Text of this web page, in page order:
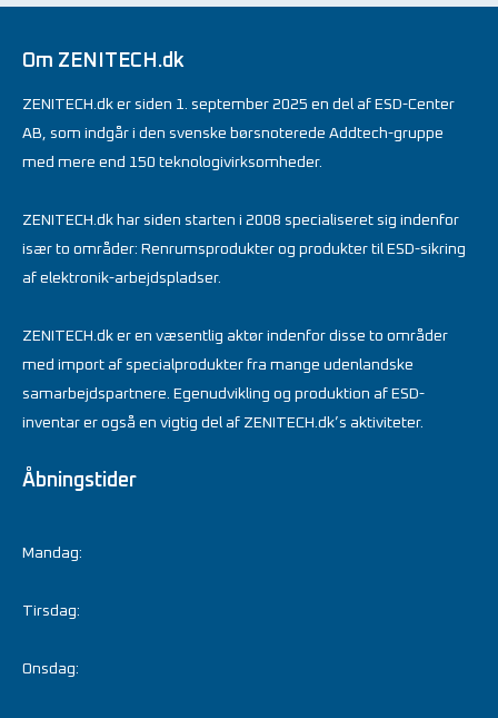
Om ZENITECH.dk
ZENITECH.dk er siden 1. september 2025 en del af ESD-Center
AB, som indgår i den svenske børsnoterede Addtech-gruppe
med mere end 150 teknologivirksomheder.
ZENITECH.dk har siden starten i 2008 specialiseret sig indenfor
især to områder: Renrumsprodukter og produkter til ESD-sikring
af elektronik-arbejdspladser.
ZENITECH.dk er en væsentlig aktør indenfor disse to områder
med import af specialprodukter fra mange udenlandske
samarbejdspartnere. Egenudvikling og produktion af ESD-
inventar er også en vigtig del af ZENITECH.dk’s aktiviteter.
Åbningstider
Mandag:
Tirsdag:
Onsdag: